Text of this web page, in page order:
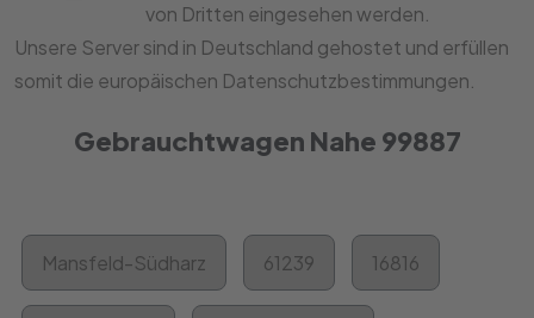
von Dritten eingesehen werden.
Unsere Server sind in Deutschland gehostet und erfüllen
somit die europäischen Datenschutzbestimmungen.
Gebrauchtwagen Nahe 99887
Mansfeld-Südharz 61239 16816